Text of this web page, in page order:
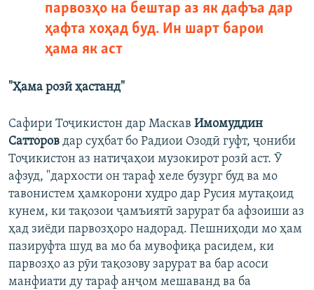
парвозҳо на бештар аз як дафъа дар
ҳафта хоҳад буд. Ин шарт барои
ҳама як аст
"Ҳама розӣ ҳастанд"
Сафири Тоҷикистон дар Маскав Имомуддин
Сатторов дар суҳбат бо Радиои Озодӣ гуфт, ҷониби
Тоҷикистон аз натиҷаҳои музокирот розӣ аст. Ӯ
афзуд, "дархости он тараф хеле бузург буд ва мо
тавонистем ҳамкорони худро дар Русия мутақоид
кунем, ки тақозои ҷамъиятӣ зарурат ба афзоиши аз
ҳад зиёди парвозҳоро надорад. Пешниҳоди мо ҳам
пазируфта шуд ва мо ба мувофиқа расидем, ки
парвозҳо аз рӯи тақозову зарурат ва бар асоси
манфиати ду тараф анҷом мешаванд ва ба